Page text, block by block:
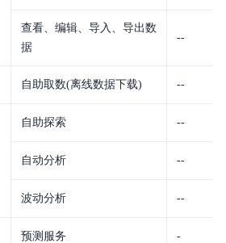
查看、编辑、导入、导出数
据
--
自助取数(离线数据下载) --
自助探索 --
自动分析 --
波动分析 --
预测服务 -